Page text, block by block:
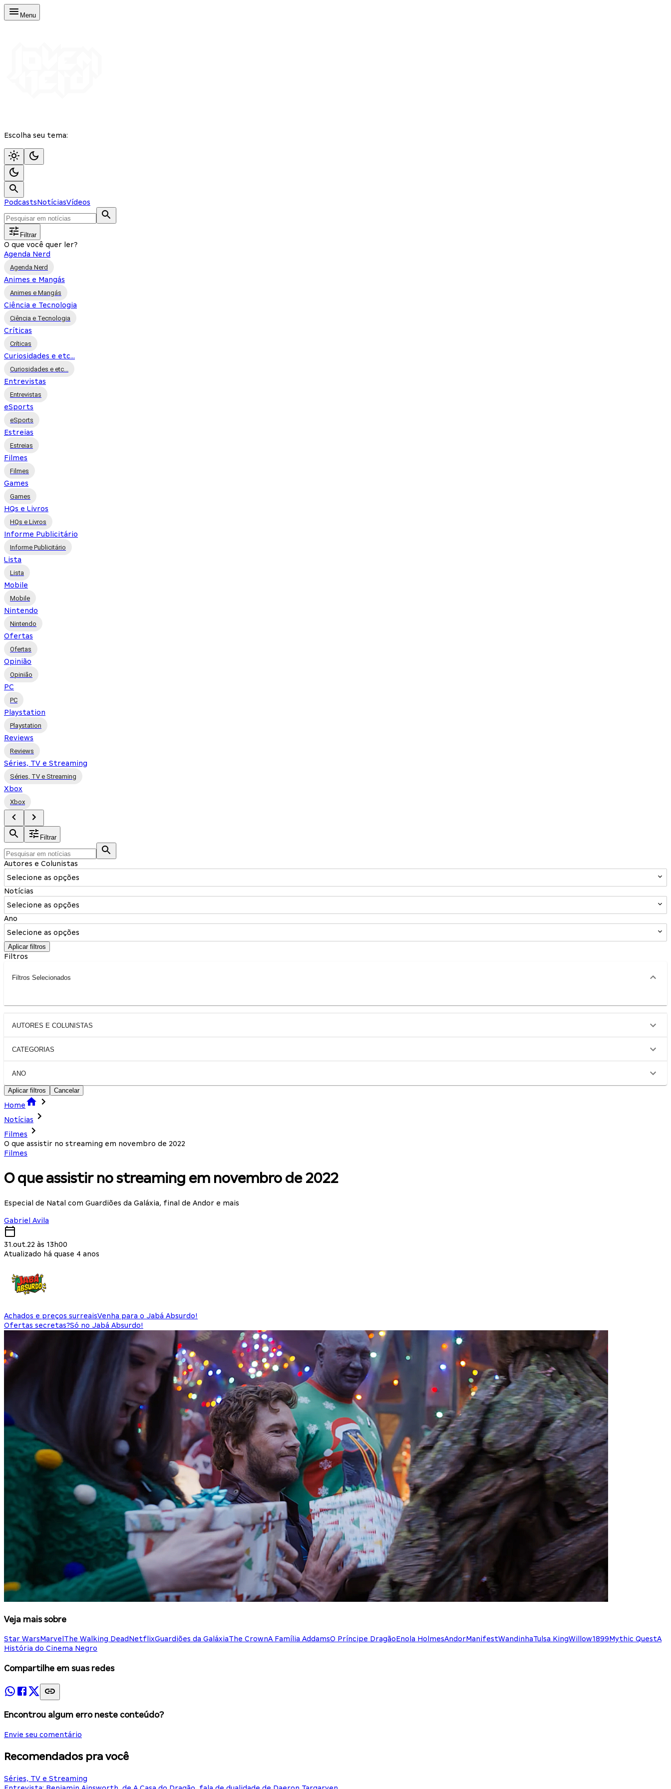
Menu
Escolha seu tema:
PodcastsNotíciasVídeos
Filtrar
O que você quer ler?
Agenda Nerd
Agenda Nerd
Animes e Mangás
Animes e Mangás
Ciência e Tecnologia
Ciência e Tecnologia
Críticas
Críticas
Curiosidades e etc...
Curiosidades e etc...
Entrevistas
Entrevistas
eSports
eSports
Estreias
Estreias
Filmes
Filmes
Games
Games
HQs e Livros
HQs e Livros
Informe Publicitário
Informe Publicitário
Lista
Lista
Mobile
Mobile
Nintendo
Nintendo
Ofertas
Ofertas
Opinião
Opinião
PC
PC
Playstation
Playstation
Reviews
Reviews
Séries, TV e Streaming
Séries, TV e Streaming
Xbox
Xbox
Filtrar
Autores e Colunistas
Selecione as opções
Notícias
Selecione as opções
Ano
Selecione as opções
Aplicar filtros
Filtros
Filtros Selecionados
AUTORES E COLUNISTAS
CATEGORIAS
ANO
Aplicar filtros Cancelar
Home
Notícias
Filmes
O que assistir no streaming em novembro de 2022
Filmes
O que assistir no streaming em novembro de 2022
Especial de Natal com Guardiões da Galáxia, final de Andor e mais
Gabriel Avila
31.out.22 às 13h00
Atualizado há quase 4 anos
Achados e preços surreaisVenha para o Jabá Absurdo!
Ofertas secretas?Só no Jabá Absurdo!
Veja mais sobre
Star WarsMarvel The Walking DeadNetflixGuardiões da GaláxiaThe CrownA Família AddamsO Príncipe DragãoEnola HolmesAndorManifestWandinhaTulsa KingWillow1899Mythic QuestA
História do Cinema Negro
Compartilhe em suas redes
Encontrou algum erro neste conteúdo?
Envie seu comentário
Recomendados pra você
Séries, TV e Streaming